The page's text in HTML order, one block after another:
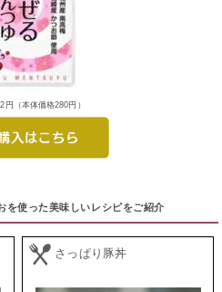
円（本体価格280円）
を使った美味しいレシピをご紹介
さっぱり豚丼